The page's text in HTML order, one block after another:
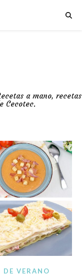
a mano, recetas
Cecotec.
DE VERANO